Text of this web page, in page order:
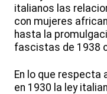
italianos las
con mujeres
hasta la
fascistas de 1938
En lo que respecta
en 1930 la ley